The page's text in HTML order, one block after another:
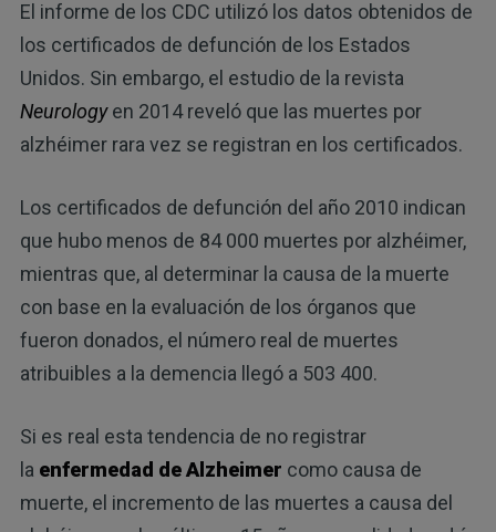
El informe de los CDC utilizó los datos obtenidos de
los certificados de defunción de los Estados
Unidos. Sin embargo, el estudio de la revista
Neurologyen 2014 reveló que las muertes por
alzhéimer rara vez se registran en los certificados.
Los certificados de defunción del año 2010 indican
que hubo menos de 84 000 muertes por alzhéimer,
mientras que, al determinar la causa de la muerte
con base en la evaluación de los órganos que
fueron donados, el número real de muertes
atribuibles a la demencia llegó a 503 400.
Si es real esta tendencia de no registrar
la enfermedad de Alzheimer como causa de
muerte, el incremento de las muertes a causa del